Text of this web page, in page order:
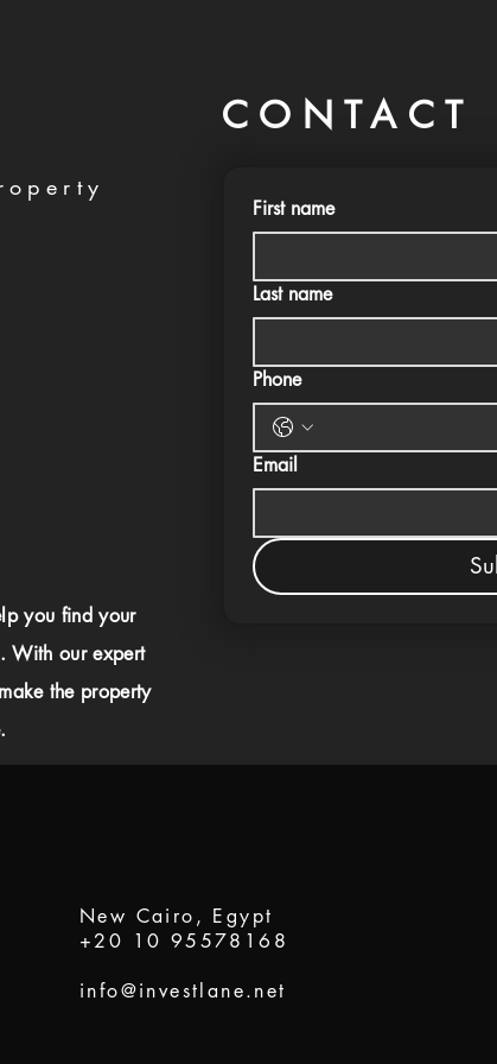
CONTACT
you find your
With our expert
the property
First name
Last name
Phone
Email
New Cairo, Egypt
+20 10 95578168
info@investlane.net